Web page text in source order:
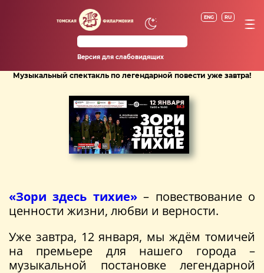
ENG RU
Версия для слабовидящих
Музыкальный спектакль по легендарной повести уже завтра!
«Зори здесь тихие»– повествование о
ценности жизни, любви и верности.
Уже завтра, 12 января, мы ждём томичей
на премьере для нашего города –
музыкальной постановке легендарной